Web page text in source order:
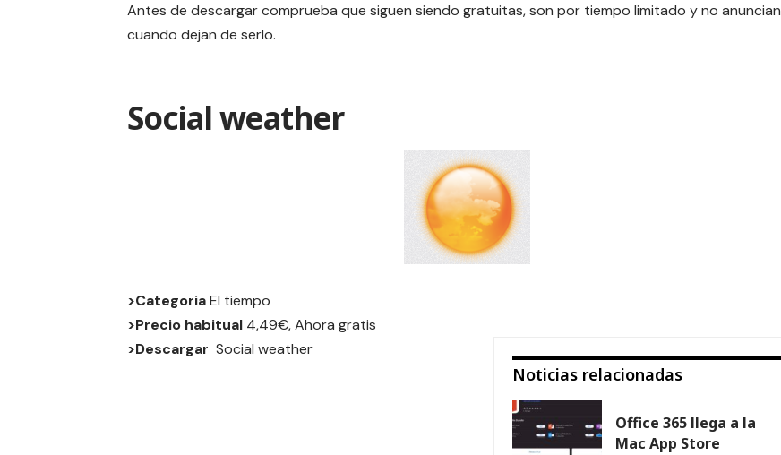
Antes de descargar comprueba que siguen siendo gratuitas, son por tiempo limitado y no anuncian
cuando dejan de serlo.
Social weather
>CategoriaEl tiempo
>Precio habitual 4,49€, Ahora gratis
Noticias relacionadas
Office 365 llega a la
Mac App Store
>Descargar Social weather